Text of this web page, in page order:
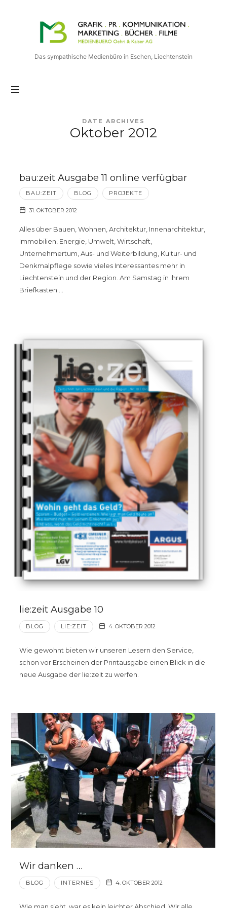
Medienbuero
Oehri
&
Kaiser
AG
Das sympathische Medienbüro in Eschen, Liechtenstein
DATE ARCHIVES
Oktober 2012
bau:zeit Ausgabe 11 online verfügbar
BAU:ZEIT BLOG PROJEKTE
31. OKTOBER 2012
Alles über Bauen, Wohnen, Architektur, Innenarchitektur,
Immobilien, Energie, Umwelt, Wirtschaft,
Unternehmertum, Aus- und Weiterbildung, Kultur- und
Denkmalpflege sowie vieles Interessantes mehr in
Liechtenstein und der Region. Am Samstag in Ihrem
Briefkasten …
lie:zeit Ausgabe 10
BLOG LIE:ZEIT 4. OKTOBER 2012
Wie gewohnt bieten wir unseren Lesern den Service,
schon vor Erscheinen der Printausgabe einen Blick in die
neue Ausgabe der lie:zeit zu werfen.
Wir danken …
BLOG INTERNES 4. OKTOBER 2012